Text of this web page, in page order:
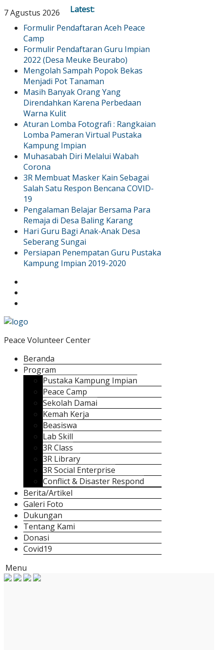
7 Agustus 2026
Latest:
Formulir Pendaftaran Aceh Peace
Camp
Formulir Pendaftaran Guru Impian
2022 (Desa Meuke Beurabo)
Mengolah Sampah Popok Bekas
Menjadi Pot Tanaman
Masih Banyak Orang Yang
Direndahkan Karena Perbedaan
Warna Kulit
Aturan Lomba Fotografi : Rangkaian
Lomba Pameran Virtual Pustaka
Kampung Impian
Muhasabah Diri Melalui Wabah
Corona
3R Membuat Masker Kain Sebagai
Salah Satu Respon Bencana COVID-
19
Pengalaman Belajar Bersama Para
Remaja di Desa Baling Karang
Hari Guru Bagi Anak-Anak Desa
Seberang Sungai
Persiapan Penempatan Guru Pustaka
Kampung Impian 2019-2020
Peace Volunteer Center
Beranda
Program
Pustaka Kampung Impian
Peace Camp
Sekolah Damai
Kemah Kerja
Beasiswa
Lab Skill
3R Class
3R Library
3R Social Enterprise
Conflict & Disaster Respond
Berita/Artikel
Galeri Foto
Dukungan
Tentang Kami
Donasi
Covid19
Menu